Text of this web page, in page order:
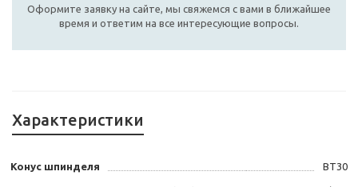
Оформите заявку на сайте, мы свяжемся с вами в ближайшее
время и ответим на все интересующие вопросы.
Характеристики
Конус шпинделя BT30